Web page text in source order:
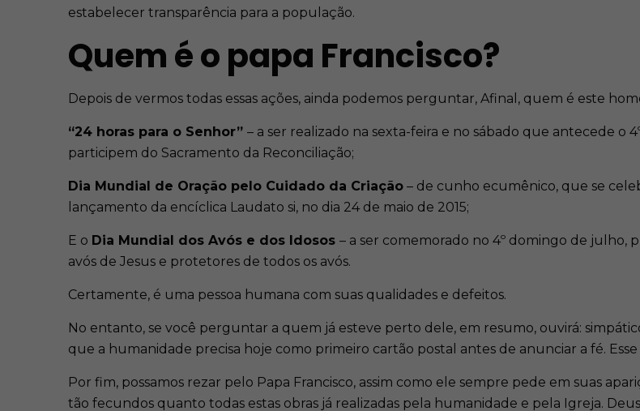
estabelecer transparência para a população.
Quem é o papa Francisco?
Depois de vermos todas essas ações, ainda podemos perguntar, Afinal, quem é este
“24 horas para o Senhor” – a ser realizado na sexta-feira e no sábado que antecede o
participem do Sacramento da Reconciliação;
Dia Mundial de Oração pelo Cuidado da Criação – de cunho ecumênico, que se
lançamento da encíclica Laudato si, no dia 24 de maio de 2015;
E o Dia Mundial dos Avós e dos Idosos – a ser comemorado no 4º domingo de julho,
avós de Jesus e protetores de todos os avós.
Certamente, é uma pessoa humana com suas qualidades e defeitos.
No entanto, se você perguntar a quem já esteve perto dele, em resumo, ouvirá:
que a humanidade precisa hoje como primeiro cartão postal antes de anunciar a fé. Esse
Por fim, possamos rezar pelo Papa Francisco, assim como ele sempre pede em suas
tão fecundos quanto todas estas obras já realizadas pela humanidade e pela Igreja.